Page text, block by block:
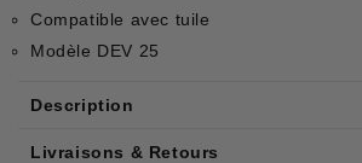
Compatible avec tuile
Modèle DEV 25
Description
Livraisons & Retours